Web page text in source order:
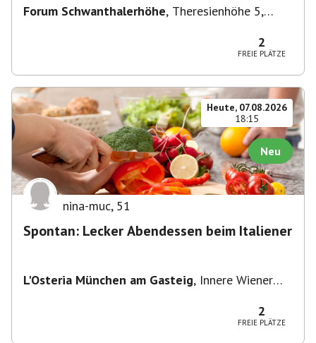
Forum Schwanthalerhöhe, Theresienhöhe 5,
2
FREIE PLÄTZE
Heute, 07.08.2026
18:15
Neu
nina-muc, 51
Spontan: Lecker Abendessen beim Italiener
L'Osteria München am Gasteig, Innere Wiener
2
FREIE PLÄTZE